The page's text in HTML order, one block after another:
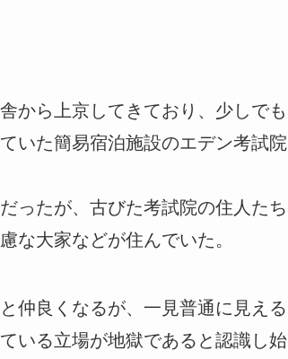
から上京してきており、少しでも
いた簡易宿泊施設のエデン考試院
ったが、古びた考試院の住人たち
な大家などが住んでいた。
仲良くなるが、一見普通に見える
いる立場が地獄であると認識し始